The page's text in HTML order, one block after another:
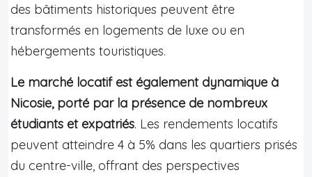
des bâtiments historiques peuvent être
transformés en logements de luxe ou en
hébergements touristiques.
Le marché locatif est également dynamique à
Nicosie, porté par la présence de nombreux
étudiants et expatriés. Les rendements locatifs
peuvent atteindre 4 à 5% dans les quartiers prisés
du centre-ville, offrant des perspectives